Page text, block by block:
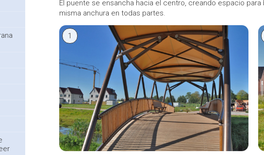
El puente se ensancha hacia el centro, creando espacio
misma anchura en todas partes.
1